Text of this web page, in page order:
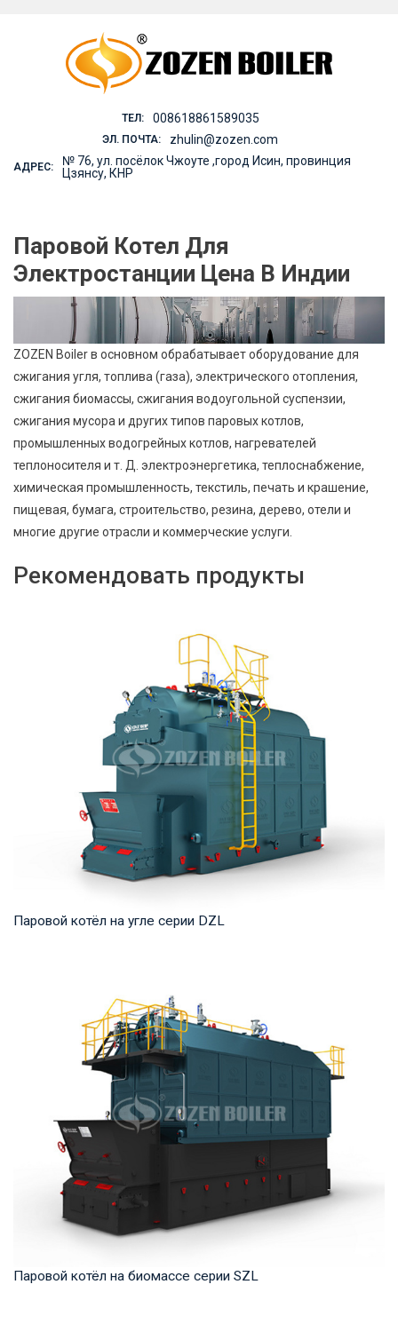
ТЕЛ: 008618861589035
ЭЛ. ПОЧТА: zhulin@zozen.com
АДРЕС:
№ 76, ул. посёлок Чжоуте ,город Исин, провинция
Цзянсу, КНР
Паровой Котел Для
Электростанции Цена В Индии
ZOZEN Boiler в основном обрабатывает оборудование для
сжигания угля, топлива (газа), электрического отопления,
сжигания биомассы, сжигания водоугольной суспензии,
сжигания мусора и других типов паровых котлов,
промышленных водогрейных котлов, нагревателей
теплоносителя и т. Д. электроэнергетика, теплоснабжение,
химическая промышленность, текстиль, печать и крашение,
пищевая, бумага, строительство, резина, дерево, отели и
многие другие отрасли и коммерческие услуги.
Рекомендовать продукты
Паровой котёл на угле серии DZL
Паровой котёл на биомассе серии SZL